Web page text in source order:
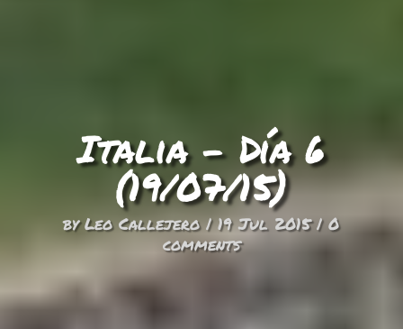
Italia – Día 6
(19/07/15)
byLeo Callejero|19 Jul 2015|0
comments